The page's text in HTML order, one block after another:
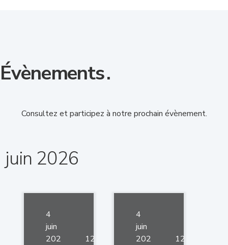
Évènements.
Consultez et participez à notre prochain évènement.
juin 2026
4
juin
202
12
4
juin
202
12